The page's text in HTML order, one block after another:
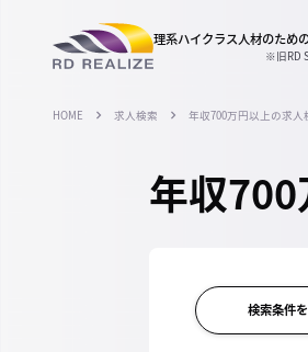
理系ハイクラス人材のため
※旧RD
HOME 求人検索 年収700万円以上の求人
年収700
検索条件